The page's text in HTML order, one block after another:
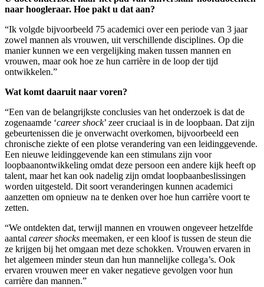
naar hoogleraar. Hoe pakt u dat aan?
“Ik volgde bijvoorbeeld 75 academici over een periode van 3 jaar
zowel mannen als vrouwen, uit verschillende disciplines. Op die
manier kunnen we een vergelijking maken tussen mannen en
vrouwen, maar ook hoe ze hun carrière in de loop der tijd
ontwikkelen.”
Wat komt daaruit naar voren?
“Een van de belangrijkste conclusies van het onderzoek is dat de
zogenaamde ‘career shock’ zeer cruciaal is in de loopbaan. Dat zijn
gebeurtenissen die je onverwacht overkomen, bijvoorbeeld een
chronische ziekte of een plotse verandering van een leidinggevende.
Een nieuwe leidinggevende kan een stimulans zijn voor
loopbaanontwikkeling omdat deze persoon een andere kijk heeft op
talent, maar het kan ook nadelig zijn omdat loopbaanbeslissingen
worden uitgesteld. Dit soort veranderingen kunnen academici
aanzetten om opnieuw na te denken over hoe hun carrière voort te
zetten.
“We ontdekten dat, terwijl mannen en vrouwen ongeveer hetzelfde
aantal career shocks meemaken, er een kloof is tussen de steun die
ze krijgen bij het omgaan met deze schokken. Vrouwen ervaren in
het algemeen minder steun dan hun mannelijke collega’s. Ook
ervaren vrouwen meer en vaker negatieve gevolgen voor hun
carrière dan mannen.”